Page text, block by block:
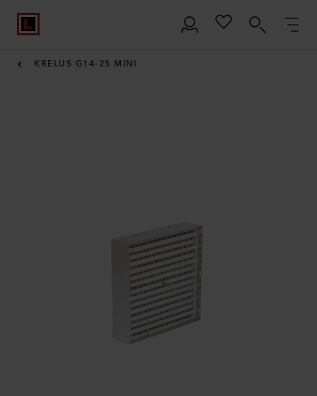
KRELUS G14-25 MINI